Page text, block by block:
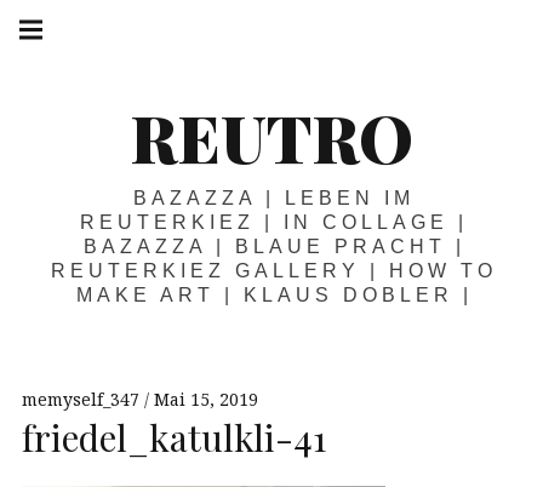
Springe
zum
REUTRO
BAZAZZA | LEBEN IM
REUTERKIEZ | IN COLLAGE |
BAZAZZA | BLAUE PRACHT |
REUTERKIEZ GALLERY | HOW TO
MAKE ART | KLAUS DOBLER |
memyself_347 Mai 15, 2019
friedel_katulkli-41